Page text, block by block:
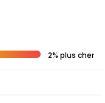
2% plus cher